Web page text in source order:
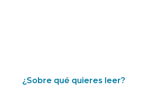
¿Sobre qué quieres leer?